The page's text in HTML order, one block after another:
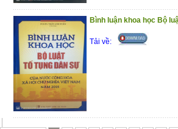
Bình luận khoa học Bộ
Tải về: